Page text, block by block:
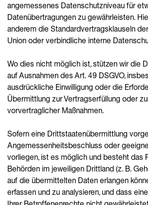
angemessenes Datenschutzniveau für
Datenübertragungen zu gewährleisten.
anderem die Standardvertragsklauseln
Union oder verbindliche interne
Wo dies nicht möglich ist, stützen wir die
auf Ausnahmen des Art. 49 DSGVO,
ausdrückliche Einwilligung oder die
Übermittlung zur Vertragserfüllung oder
vorvertraglicher Maßnahmen.
Sofern eine Drittstaatenübermittlung
Angemessenheitsbeschluss oder
vorliegen, ist es möglich und besteht das
Behörden im jeweiligen Drittland (z. B.
auf die übermittelten Daten erlangen
erfassen und zu analysieren, und dass